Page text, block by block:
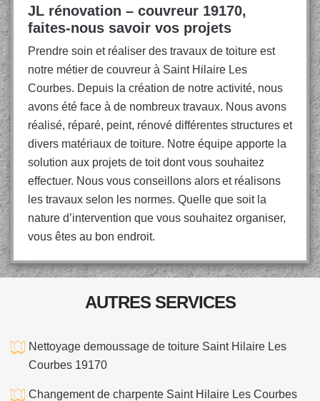
JL rénovation – couvreur 19170,
faites-nous savoir vos projets
Prendre soin et réaliser des travaux de toiture est
notre métier de couvreur à Saint Hilaire Les
Courbes. Depuis la création de notre activité, nous
avons été face à de nombreux travaux. Nous avons
réalisé, réparé, peint, rénové différentes structures et
divers matériaux de toiture. Notre équipe apporte la
solution aux projets de toit dont vous souhaitez
effectuer. Nous vous conseillons alors et réalisons
les travaux selon les normes. Quelle que soit la
nature d’intervention que vous souhaitez organiser,
vous êtes au bon endroit.
AUTRES SERVICES
Nettoyage demoussage de toiture Saint Hilaire Les
Courbes 19170
Changement de charpente Saint Hilaire Les Courbes